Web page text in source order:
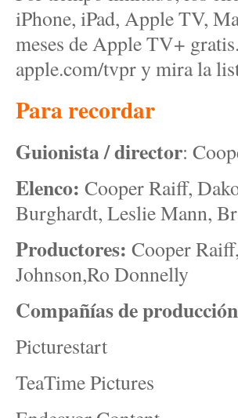
iPhone, iPad, Apple TV,
meses de Apple TV+
apple.com/tvpr y mira la
Para recordar
Guionista / director:
Elenco: Cooper Raiff,
Burghardt, Leslie Mann,
Productores: Cooper
Johnson,Ro Donnelly
Compañías de
Picturestart
TeaTime Pictures